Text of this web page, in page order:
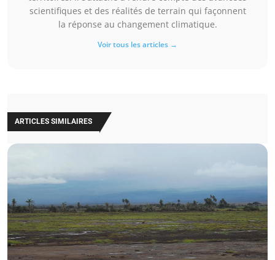
scientifiques et des réalités de terrain qui façonnent
la réponse au changement climatique.
Voir tous les articles →
ARTICLES SIMILAIRES